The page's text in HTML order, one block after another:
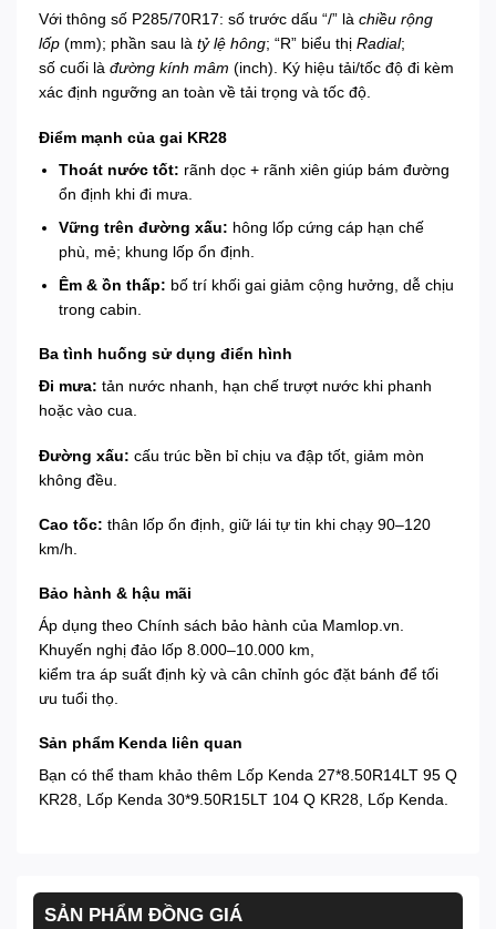
Với thông số P285/70R17: số trước dấu “/” là chiều rộng
lốp (mm); phần sau là tỷ lệ hông; “R” biểu thị Radial;
số cuối là đường kính mâm (inch). Ký hiệu tải/tốc độ đi kèm
xác định ngưỡng an toàn về tải trọng và tốc độ.
Điểm mạnh của gai KR28
Thoát nước tốt: rãnh dọc + rãnh xiên giúp bám đường
ổn định khi đi mưa.
Vững trên đường xấu: hông lốp cứng cáp hạn chế
phù, mẻ; khung lốp ổn định.
Êm & ồn thấp: bố trí khối gai giảm cộng hưởng, dễ chịu
trong cabin.
Ba tình huống sử dụng điển hình
Đi mưa: tản nước nhanh, hạn chế trượt nước khi phanh
hoặc vào cua.
Đường xấu: cấu trúc bền bỉ chịu va đập tốt, giảm mòn
không đều.
Cao tốc: thân lốp ổn định, giữ lái tự tin khi chạy 90–120
km/h.
Bảo hành & hậu mãi
Áp dụng theo Chính sách bảo hành của Mamlop.vn.
Khuyến nghị đảo lốp 8.000–10.000 km,
kiểm tra áp suất định kỳ và cân chỉnh góc đặt bánh để tối
ưu tuổi thọ.
Sản phẩm Kenda liên quan
Bạn có thể tham khảo thêm Lốp Kenda 27*8.50R14LT 95 Q
KR28, Lốp Kenda 30*9.50R15LT 104 Q KR28, Lốp Kenda.
SẢN PHẨM ĐỒNG GIÁ